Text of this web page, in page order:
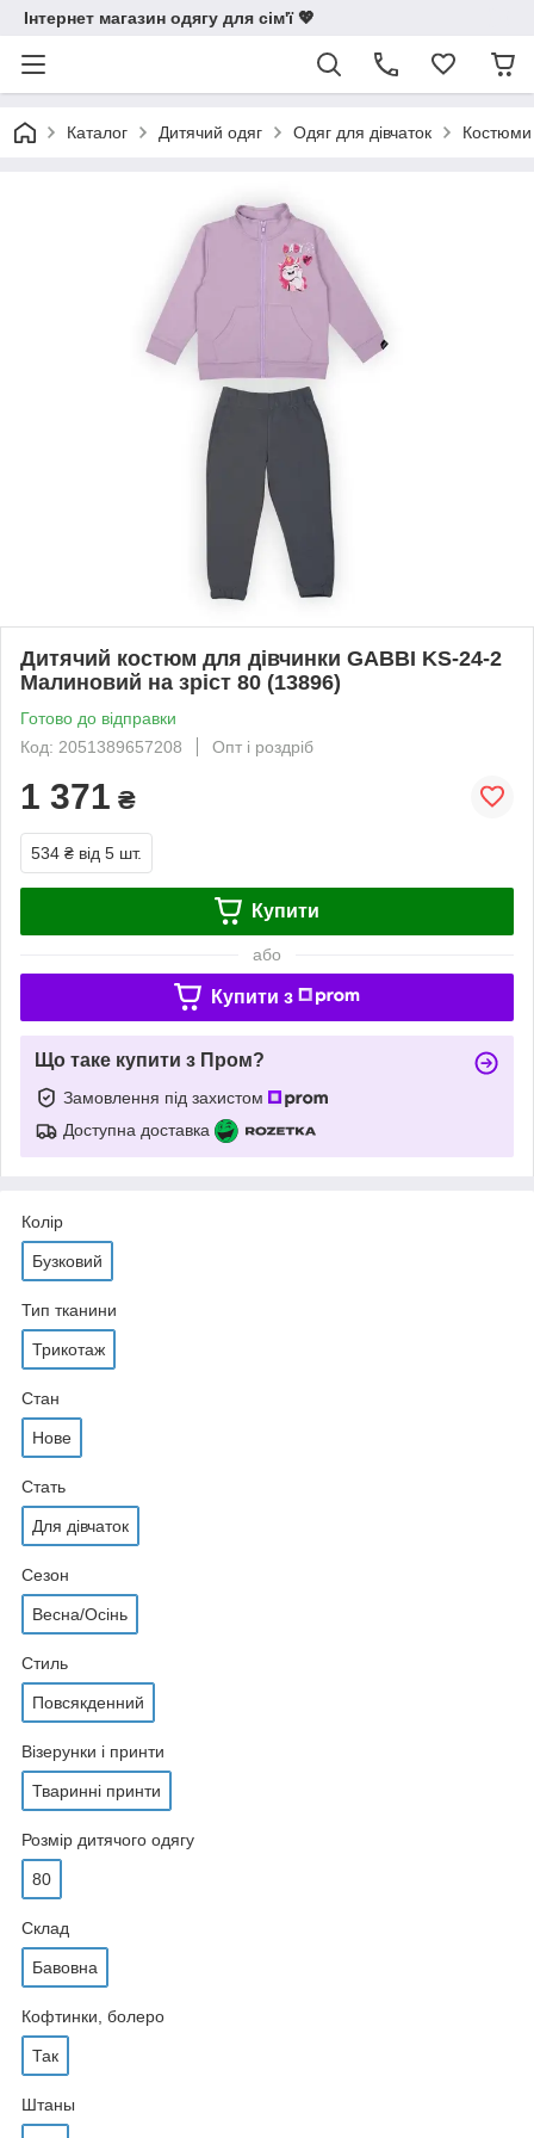
Інтернет магазин одягу для сім'ї 💖
Каталог Дитячий одяг Одяг для дівчаток Костюми
Дитячий костюм для дівчинки GABBI KS-24-2
Малиновий на зріст 80 (13896)
Готово до відправки
Код: 2051389657208
Опт і роздріб
1 371 ₴
534 ₴ від 5 шт.
Купити
або
Купити з
Що таке купити з Пром?
Замовлення під захистом
Доступна доставка
Колір
Бузковий
Тип тканини
Трикотаж
Стан
Нове
Стать
Для дівчаток
Сезон
Весна/Осінь
Стиль
Повсякденний
Візерунки і принти
Тваринні принти
Розмір дитячого одягу
80
Склад
Бавовна
Кофтинки, болеро
Так
Штаны